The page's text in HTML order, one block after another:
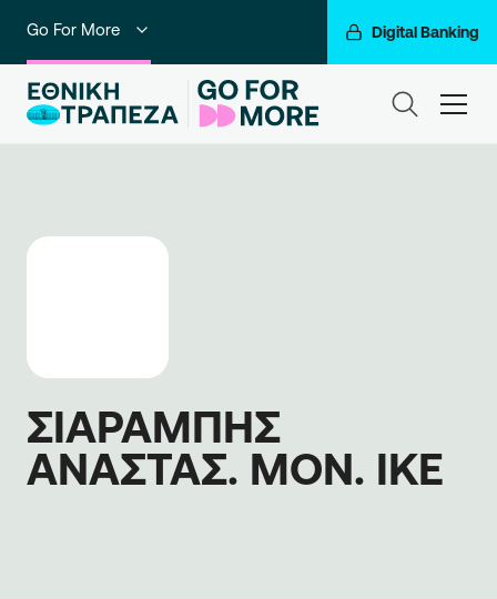
Go For More Digital Banking
Ιδιώτες
Business Banking
ΣΙΑΡΑΜΠΗΣ
ΑΝΑΣΤΑΣ. ΜΟΝ. ΙΚΕ